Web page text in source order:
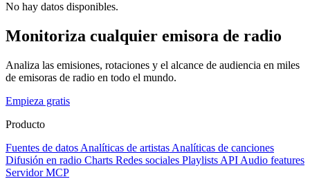
No hay datos disponibles.
Monitoriza cualquier emisora de radio
Analiza las emisiones, rotaciones y el alcance de audiencia en miles
de emisoras de radio en todo el mundo.
Empieza gratis
Producto
Fuentes de datos Analíticas de artistas Analíticas de canciones
Difusión en radio Charts Redes sociales Playlists API Audio features
Servidor MCP